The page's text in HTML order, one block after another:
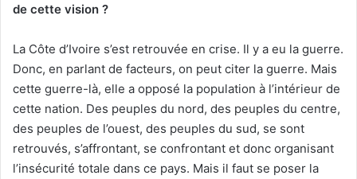
de cette vision ?
La Côte d’Ivoire s’est retrouvée en crise. Il y a eu la guerre.
Donc, en parlant de facteurs, on peut citer la guerre. Mais
cette guerre-là, elle a opposé la population à l’intérieur de
cette nation. Des peuples du nord, des peuples du centre,
des peuples de l’ouest, des peuples du sud, se sont
retrouvés, s’affrontant, se confrontant et donc organisant
l’insécurité totale dans ce pays. Mais il faut se poser la